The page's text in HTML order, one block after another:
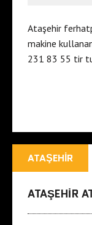
Ataşehir
makine
231 83 55 tir
ATAŞEHIR
ATAŞEHIR